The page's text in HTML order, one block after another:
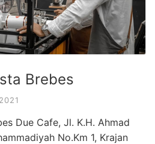
Brebes
Due Cafe, Jl. K.H. Ahmad
No.Km 1, Krajan